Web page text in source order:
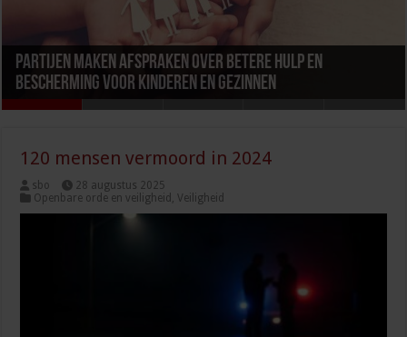
Partijen maken afspraken over betere hulp en
bescherming voor kinderen en gezinnen
Kabinet werkt aan verbetering aanpak van geweld
tegen vrouwen, huiselijk geweld en kindermishandeling
Kabinet scherpt regels aan voor winstuitkeringen en
bedrijfsvoering in de zorg
Kabinet intensiveert strijd tegen corruptie en criminele
beïnvloeding
Leefbaarheid in Nederland daalt licht, blijft gemiddeld
goed
120 mensen vermoord in 2024
sbo
28 augustus 2025
Openbare orde en veiligheid ,Veiligheid